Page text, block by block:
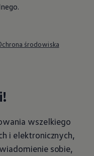
środowiska
wszelkiego
i elektronicznych,
sobie,